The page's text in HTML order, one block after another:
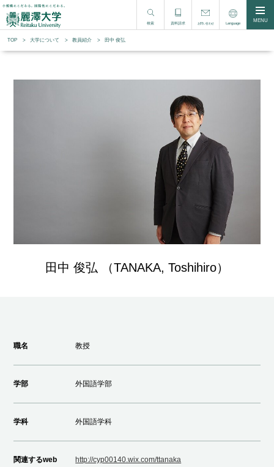
検索 資料請求 お問い合わせ Language MENU
TOP 大学について 教員紹介 田中 俊弘
田中 俊弘 （TANAKA, Toshihiro）
職名 教授
学部 外国語学部
学科 外国語学科
関連するweb
http://cyp00140.wix.com/ttanaka